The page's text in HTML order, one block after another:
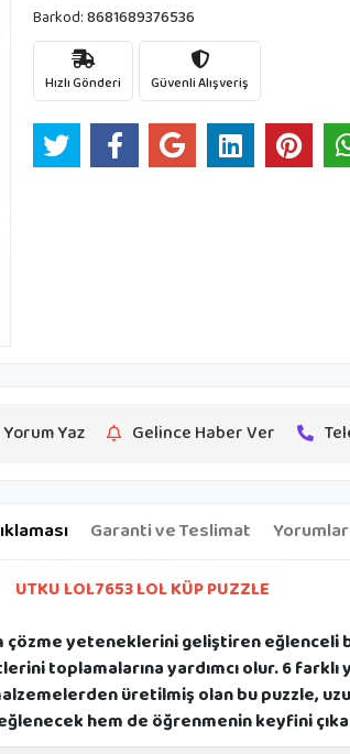
Barkod:8681689376536
Hızlı Gönderi Güvenli Alışveriş
Yorum Yaz Gelince Haber Ver
Garanti ve Teslimat Yorumlar
UTKU LOL7653 LOL KÜP PUZZLE
yeteneklerini geliştiren eğlenceli
toplamalarına yardımcı olur. 6
üretilmiş olan bu puzzle,
hem de öğrenmenin keyfini